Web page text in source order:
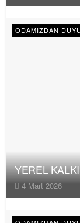
ODAMIZDAN
YEREL
4 Mart 2026